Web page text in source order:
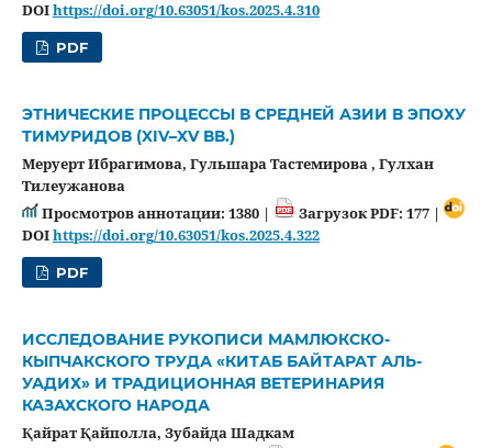
DOIhttps://doi.org/10.63051/kos.2025.4.310
PDF
ЭТНИЧЕСКИЕ ПРОЦЕССЫ В СРЕДНЕЙ АЗИИ В ЭПОХУ
ТИМУРИДОВ (XIV–XV ВВ.)
Меруерт Ибрагимова, Гульшара Тастемирова , Гулхан
Тилеужанова
Просмотров аннотации: 1380 |
Загрузок PDF: 177 |
DOIhttps://doi.org/10.63051/kos.2025.4.322
PDF
ИССЛЕДОВАНИЕ РУКОПИСИ МАМЛЮКСКО-
КЫПЧАКСКОГО ТРУДА «КИТАБ БАЙТАРАТ АЛЬ-
УАДИХ» И ТРАДИЦИОННАЯ ВЕТЕРИНАРИЯ
КАЗАХСКОГО НАРОДА
Қайрат Қайполла, Зубайда Шадкам